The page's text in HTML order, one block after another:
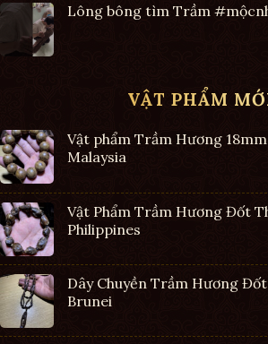
Lông bông tìm Trầm
VẬT PHẨM
Vật phẩm Trầm Hương
Malaysia
Vật Phẩm Trầm Hương Đốt
Philippines
Dây Chuyền Trầm Hương
Brunei